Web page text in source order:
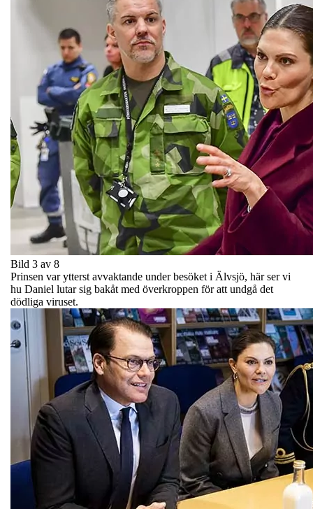
Bild 3 av 8
Prinsen var ytterst avvaktande under besöket i Älvsjö, här ser vi
hu Daniel lutar sig bakåt med överkroppen för att undgå det
dödliga viruset.